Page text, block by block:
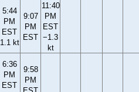
5:44
PM
EST
1.1 kt
9:07
PM
EST
11:40
PM
EST
−1.3
kt
6:36
PM
EST
9:58
PM